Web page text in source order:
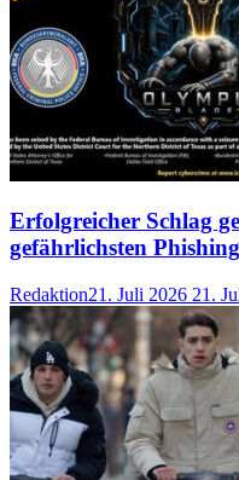
Erfolgreicher Schlag
gefährlichsten
Redaktion21. Juli 2026 21.